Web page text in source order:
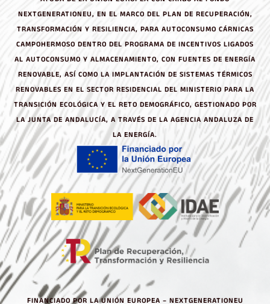
NEXTGENERATIONEU, EN EL MARCO DEL PLAN DE RECUPERACIÓN,
TRANSFORMACIÓN Y RESILIENCIA, PARA AUTOCONSUMO CÁRNICAS
CAMPOHERMOSO DENTRO DEL PROGRAMA DE INCENTIVOS LIGADOS
AL AUTOCONSUMO Y ALMACENAMIENTO, CON FUENTES DE ENERGÍA
RENOVABLE, ASÍ COMO LA IMPLANTACIÓN DE SISTEMAS TÉRMICOS
RENOVABLES EN EL SECTOR RESIDENCIAL DEL MINISTERIO PARA LA
TRANSICIÓN ECOLÓGICA Y EL RETO DEMOGRÁFICO, GESTIONADO POR
LA JUNTA DE ANDALUCÍA, A TRAVÉS DE LA AGENCIA ANDALUZA DE
LA ENERGÍA.